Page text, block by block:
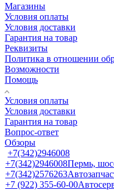
Магазины
Условия оплаты
Условия доставки
Гарантия на товар
Реквизиты
Политика в отношении
Возможности
Помощь
Условия оплаты
Условия доставки
Гарантия на товар
Вопрос-ответ
Обзоры
+7(342)2946008
+7(342)2946008Пермь,
+7(342)2576263
+7 (922) 355-60-00